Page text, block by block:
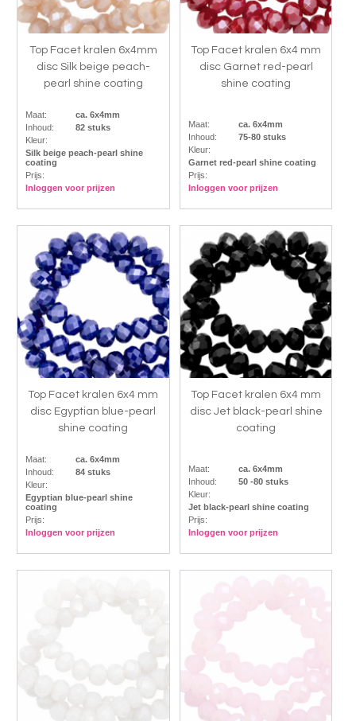
Top Facet kralen 6x4mm
disc Silk beige peach-
pearl shine coating
Maat:
ca. 6x4mm
Inhoud:
82 stuks
Kleur:
Silk beige peach-pearl shine
coating
Prijs:
Inloggen voor prijzen
Top Facet kralen 6x4 mm
disc Garnet red-pearl
shine coating
Maat:
ca. 6x4mm
Inhoud:
75-80 stuks
Kleur:
Garnet red-pearl shine coating
Prijs:
Inloggen voor prijzen
Top Facet kralen 6x4 mm
disc Egyptian blue-pearl
shine coating
Maat:
ca. 6x4mm
Inhoud:
84 stuks
Kleur:
Egyptian blue-pearl shine
coating
Prijs:
Inloggen voor prijzen
Top Facet kralen 6x4 mm
disc Jet black-pearl shine
coating
Maat:
ca. 6x4mm
Inhoud:
50 -80 stuks
Kleur:
Jet black-pearl shine coating
Prijs:
Inloggen voor prijzen